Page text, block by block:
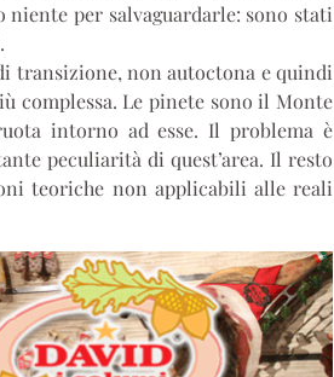
per salvaguardarle: sono stati
transizione, non autoctona e quindi
complessa. Le pinete sono il Monte
intorno ad esse. Il problema è
peculiarità di quest’area. Il resto
teoriche non applicabili alle reali